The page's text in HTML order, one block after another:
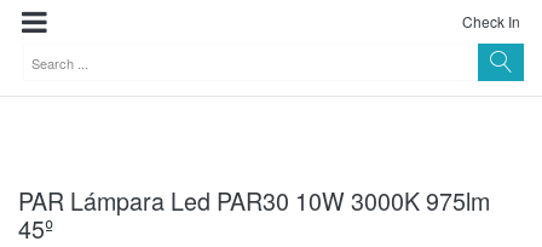
Check In
PAR Lámpara Led PAR30 10W 3000K 975lm
45º